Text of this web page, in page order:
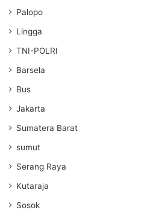
Palopo
Lingga
TNI-POLRI
Barsela
Bus
Jakarta
Sumatera Barat
sumut
Serang Raya
Kutaraja
Sosok